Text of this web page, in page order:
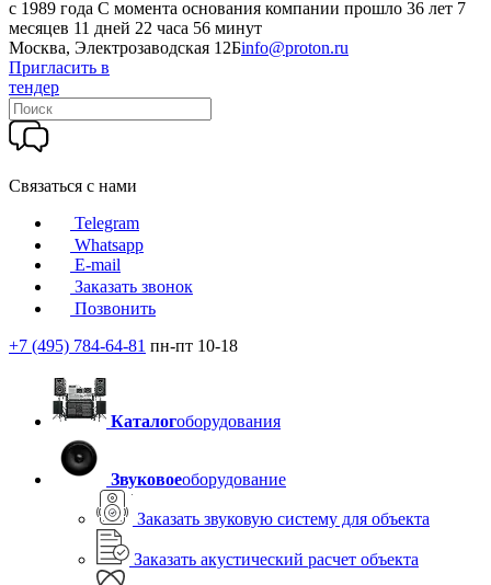
c 1989 года С момента основания компании прошло 36 лет 7
месяцев 11 дней 22 часа 56 минут
Москва, Электрозаводская 12Бinfo@proton.ru
Пригласить в
тендер
Связаться с нами
Telegram
Whatsapp
E-mail
Заказать звонок
Позвонить
+7 (495) 784-64-81 пн-пт 10-18
Каталогоборудования
Звуковоеоборудование
Заказать звуковую систему для объекта
Заказать акустический расчет объекта